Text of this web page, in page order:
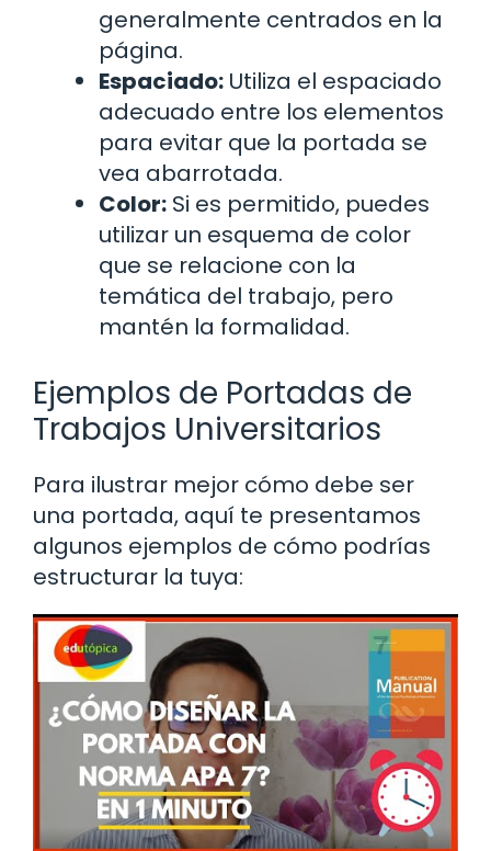
generalmente centrados en la
página.
Espaciado: Utiliza el espaciado
adecuado entre los elementos
para evitar que la portada se
vea abarrotada.
Color: Si es permitido, puedes
utilizar un esquema de color
que se relacione con la
temática del trabajo, pero
mantén la formalidad.
Ejemplos de Portadas de
Trabajos Universitarios
Para ilustrar mejor cómo debe ser
una portada, aquí te presentamos
algunos ejemplos de cómo podrías
estructurar la tuya: